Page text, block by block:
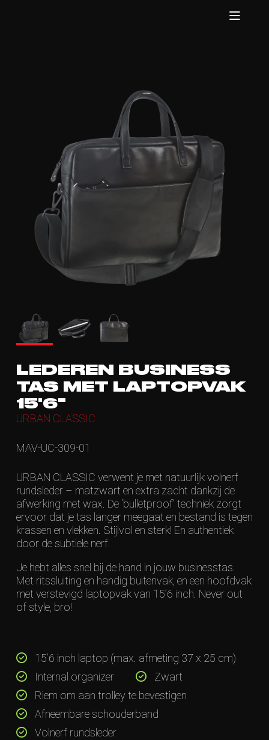
LEDEREN BUSINESS
TAS MET LAPTOPVAK
15'6"
URBAN CLASSIC
MAV-UC-309-01
URBAN CLASSIC verwent je met natuurlijk volnerf
rundsleder – matzwart en extra zacht dankzij de
afwerking met wax. De ‘bulletproof’ techniek zorgt
ervoor dat je tas langer meegaat en bestand is tegen
krassen en vlekken. Stijlvol en sterk! En authentiek
door de subtiele nerf.
Je hebt alles snel bij de hand in jouw businesstas.
Met ritssluiting en handig buitenvak, en een hoofdvak
met verstevigd laptopvak van 15’6 inch. Never out
of style, bro!
15’6 inch laptop (max. afmeting 37 x 25 cm)
Internal organizer
Zwart
Riem om aan trolley te bevestigen
Afneembare schouderband
Volnerf rundsleder